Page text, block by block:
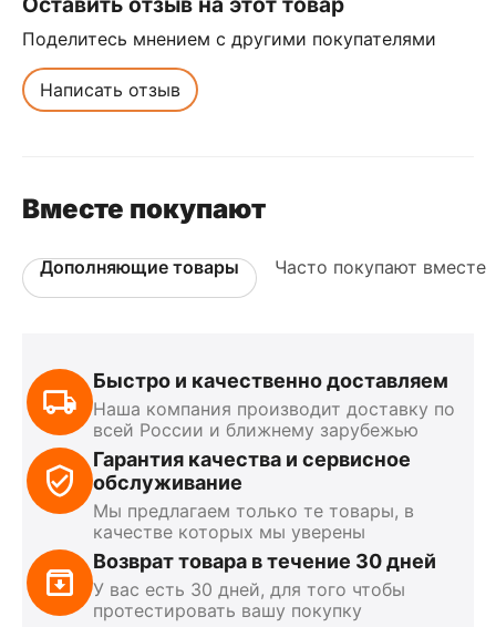
Поделитесь мнением с другими покупателями
Написать отзыв
Вместе покупают
Дополняющие товары Часто покупают вместе
Быстро и качественно доставляем
Наша компания производит доставку по
всей России и ближнему зарубежью
Гарантия качества и сервисное
обслуживание
Мы предлагаем только те товары, в
качестве которых мы уверены
Возврат товара в течение 30 дней
У вас есть 30 дней, для того чтобы
протестировать вашу покупку